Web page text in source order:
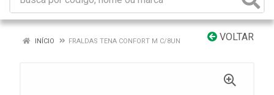
VOLTAR
INÍCIO FRALDAS TENA CONFORT M C/8UN